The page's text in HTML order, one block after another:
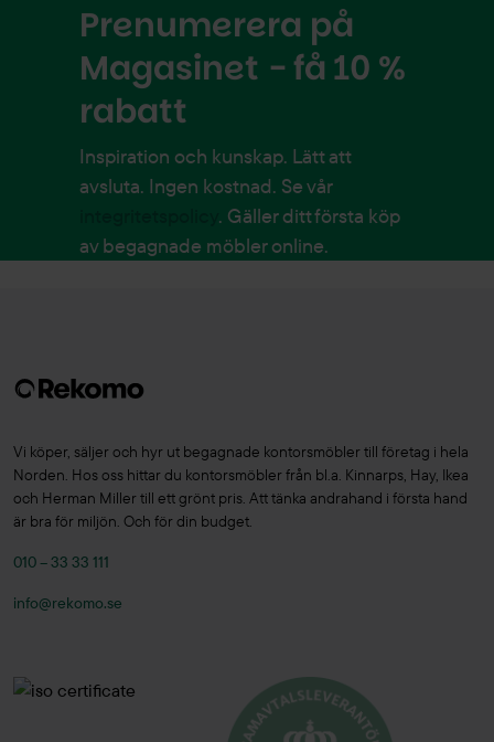
Prenumerera på
Magasinet - få 10 %
rabatt
Inspiration och kunskap. Lätt att
avsluta. Ingen kostnad. Se vår
. Gäller ditt första köp
av begagnade möbler online.
Vi köper, säljer och hyr ut begagnade kontorsmöbler till företag i hela
Norden. Hos oss hittar du kontorsmöbler från bl.a. Kinnarps, Hay, Ikea
och Herman Miller till ett grönt pris. Att tänka andrahand i första hand
är bra för miljön. Och för din budget.
010 – 33 33 111
info@rekomo.se